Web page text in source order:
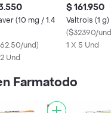
(10 mg / 1.4
und)
Und
$ 161.950
Valtrois (1 g)
($32390/und
1 X 5 Und
Farmatodo